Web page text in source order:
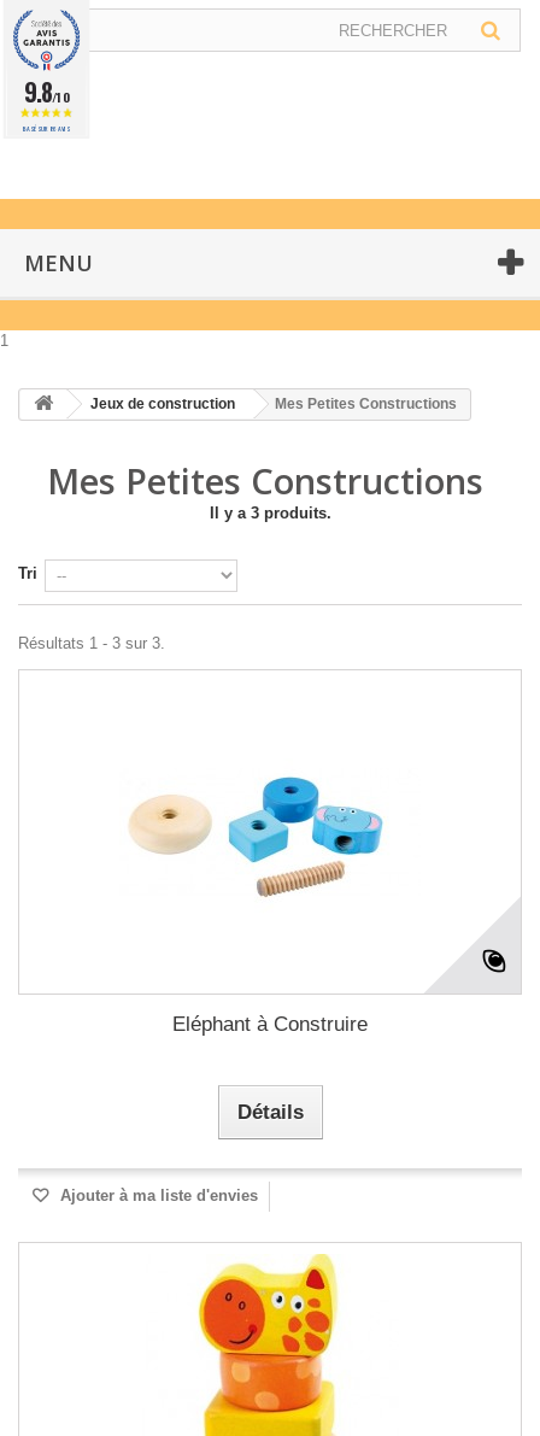
MENU
1
Jeux de construction Mes Petites Constructions
Mes Petites Constructions
Il y a 3 produits.
Tri
Résultats 1 - 3 sur 3.
Eléphant à Construire
Détails
Ajouter à ma liste d'envies
9.8/10
BASÉ SUR 86 AVIS